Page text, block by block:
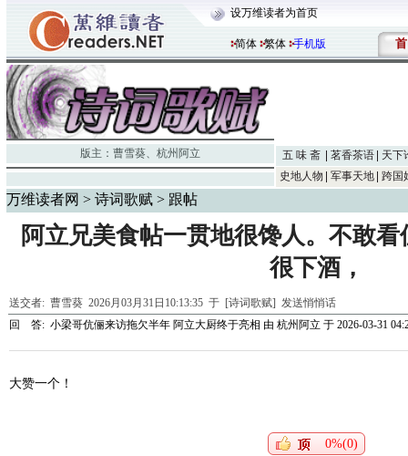
设万维读者为首页
简体 繁体 手机版 首
版主： 曹雪葵、 杭州阿立 五 味 斋 茗香茶语
天下
史地人物
军事天地 跨国
万维读者网 > 诗词歌赋 > 跟帖
阿立兄美食帖一贯地很馋人。不敢
很下酒，
送交者: 曹雪葵 2026月03月31日10:13:35 于 [诗词歌赋] 发送悄悄话
回 答: 小梁哥伉俪来访拖欠半年 阿立大厨终于亮相 由 杭州阿立 于 2026-03-31
大赞一个！
0%(0)